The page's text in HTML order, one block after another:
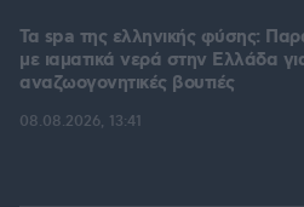
Τα spa της ελληνικής φύσης:
με ιαματικά νερά στην Ελλάδα
αναζωογονητικές βουτιές
08.08.2026, 13:41